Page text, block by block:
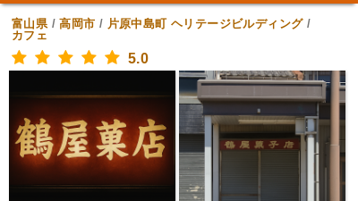
富山県/高岡市 / 片原中島町 ヘリテージビルディング/
カフェ
5.0